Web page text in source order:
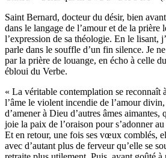
Saint Bernard, docteur du désir, bien
dans le langage de l’amour et de la prière
l’expression de sa théologie. En le lisant,
parle dans le souffle d’un fin silence. Je
par la prière de louange, en écho à celle
ébloui du Verbe.
« La véritable contemplation se reconnaît
l’âme le violent incendie de l’amour
d’amener à Dieu d’autres âmes aimantes,
joie la paix de l’oraison pour s’adonner
Et en retour, une fois ses vœux comblés,
avec d’autant plus de ferveur qu’elle se